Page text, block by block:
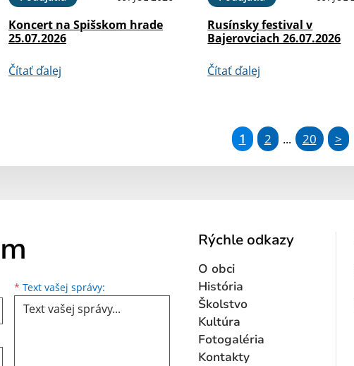
Koncert na Spišskom hrade
25.07.2026
Čítať ďalej
Rusínsky festival v
Bajerovciach 26.07.2026
Čítať ďalej
1 2 ... 20 >
* Text vašej správy: Text vašej správy...
Rýchle odkazy
O obci
História
Školstvo
Kultúra
Fotogaléria
Kontakty